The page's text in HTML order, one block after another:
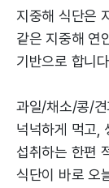
지중해 식단은
같은 지중해 연
기반으로 합니
과일/채소/콩/
넉넉하게 먹고,
섭취하는 한편
식단이 바로 오